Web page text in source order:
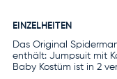
EINZELHEITEN
Das Original
enthält: Jumpsuit mit
Baby Kostüm ist in 2